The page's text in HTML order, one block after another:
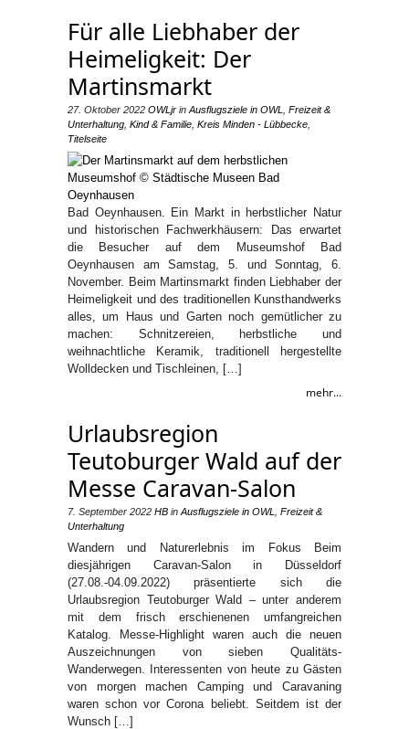
Für alle Liebhaber der
Heimeligkeit: Der
Martinsmarkt
27. Oktober 2022 OWLjr in Ausflugsziele in OWL
Freizeit &
Unterhaltung Kind & Familie Kreis Minden - Lübbecke
Titelseite
Bad Oeynhausen. Ein Markt in herbstlicher Natur
und historischen Fachwerkhäusern: Das erwartet
die Besucher auf dem Museumshof Bad
Oeynhausen am Samstag, 5. und Sonntag, 6.
November. Beim Martinsmarkt finden Liebhaber der
Heimeligkeit und des traditionellen Kunsthandwerks
alles, um Haus und Garten noch gemütlicher zu
machen: Schnitzereien, herbstliche und
weihnachtliche Keramik, traditionell hergestellte
Wolldecken und Tischleinen, […]
mehr...
Urlaubsregion
Teutoburger Wald auf der
Messe Caravan-Salon
7. September 2022 HB in Ausflugsziele in OWL
Freizeit &
Unterhaltung
Wandern und Naturerlebnis im Fokus Beim
diesjährigen Caravan-Salon in Düsseldorf
(27.08.-04.09.2022) präsentierte sich die
Urlaubsregion Teutoburger Wald – unter anderem
mit dem frisch erschienenen umfangreichen
Katalog. Messe-Highlight waren auch die neuen
Auszeichnungen von sieben Qualitäts-
Wanderwegen. Interessenten von heute zu Gästen
von morgen machen Camping und Caravaning
waren schon vor Corona beliebt. Seitdem ist der
Wunsch […]